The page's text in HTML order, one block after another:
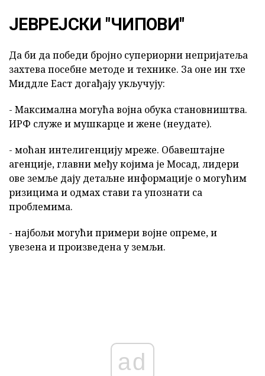
ЈЕВРЕЈСКИ "ЧИПОВИ"
Да би да победи бројно супериорни непријатеља
захтева посебне методе и технике. За оне ин тхе
Миддле Еаст догађају укључују:
- Максимална могућа војна обука становништва.
ИРФ служе и мушкарце и жене (неудате).
- моћан интелигенцију мреже. Обавештајне
агенције, главни међу којима је Мосад, лидери
ове земље дају детаљне информације о могућим
ризицима и одмах стави га упознати са
проблемима.
- најбољи могући примери војне опреме, и
увезена и произведена у земљи.
ad